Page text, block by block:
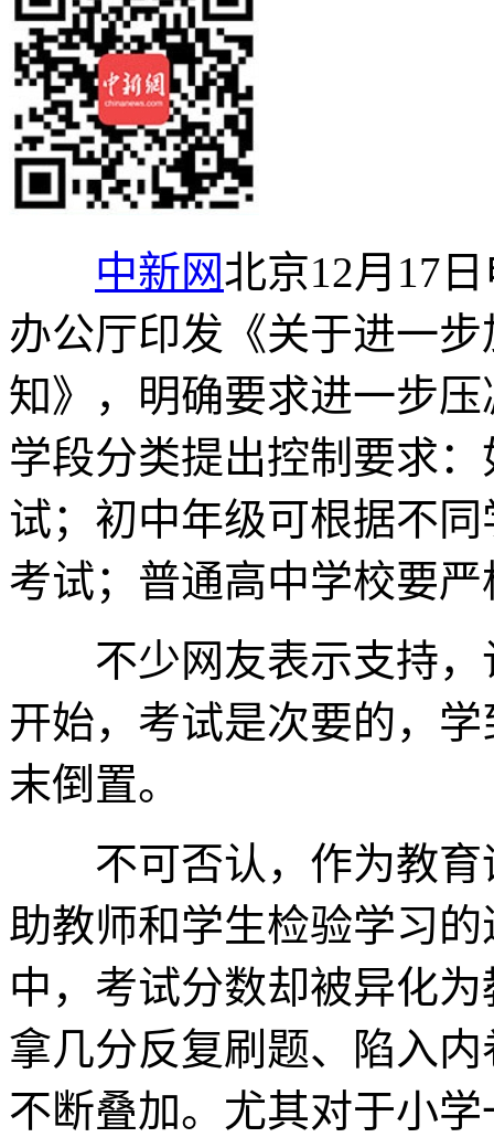
中新网北京12月17
办公厅印发《关于进一
知》，明确要求进一步
学段分类提出控制要求
试；初中年级可根据不
考试；普通高中学校要
不少网友表示支持，
开始，考试是次要的，
末倒置。
不可否认，作为教育
助教师和学生检验学习
中，考试分数却被异化
拿几分反复刷题、陷入
不断叠加。尤其对于小